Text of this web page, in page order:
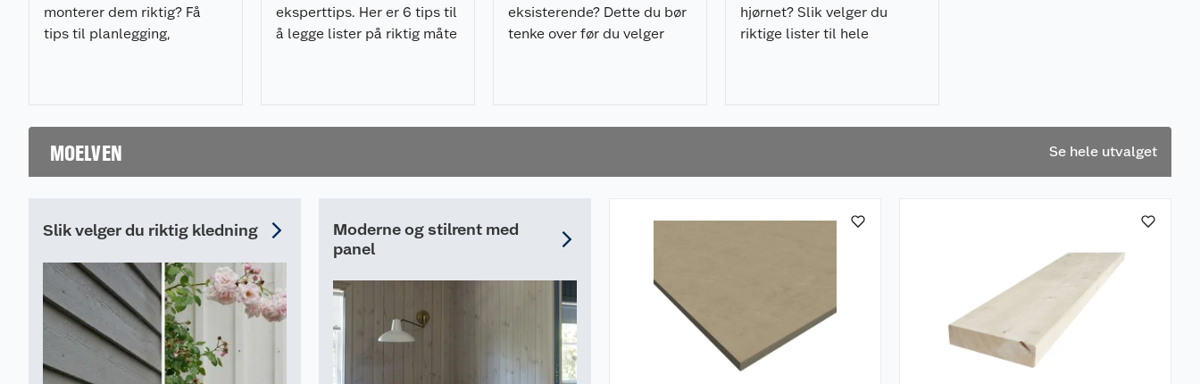
monterer dem riktig? Få
tips til planlegging,
eksperttips. Her er 6 tips til
å legge lister på riktig måte
eksisterende? Dette du bør
tenke over før du velger
hjørnet? Slik velger du
riktige lister til hele
MOELVEN Se hele utvalget
Slik velger du riktig kledning
Moderne og stilrent med
panel